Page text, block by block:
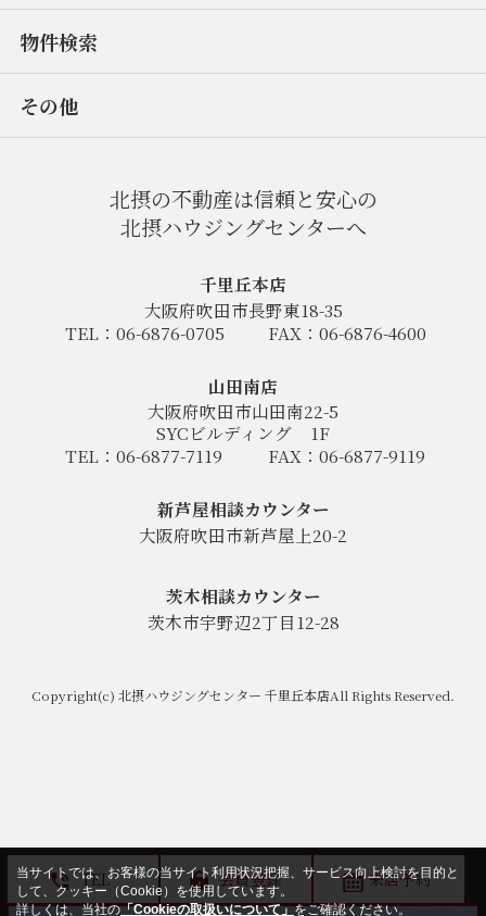
物件検索
その他
北摂の不動産は信頼と安心の
北摂ハウジングセンターへ
千里丘本店
大阪府吹田市長野東18-35
TEL：06-6876-0705
FAX：06-6876-4600
山田南店
大阪府吹田市山田南22-5
SYCビルディング
1F
TEL：06-6877-7119
FAX：06-6877-9119
新芦屋相談カウンター
大阪府吹田市新芦屋上20-2
茨木相談カウンター
茨木市宇野辺2丁目12-28
Copyright(c) 北摂ハウジングセンター 千里丘本店All Rights Reserved.
TEL 会員登録 来店予約
当サイトでは、お客様の当サイト利用状況把握、サービス向上検討を目的と
して、クッキー（Cookie）を使用しています。
詳しくは、当社の「Cookieの取扱いについて」をご確認ください。